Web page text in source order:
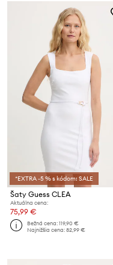
*EXTRA -5 % s kódom: SALE
Šaty Guess CLEA
Aktuálna cena:
75,99 €
Bežná cena:119,90 €
Najnižšia cena:82,99 €